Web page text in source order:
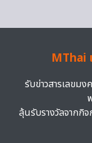
MThai
รับข่าวสารเลขมง
ลุ้นรับรางวัลจากกิ